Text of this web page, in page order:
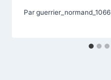
Parguerrier_normand_1066